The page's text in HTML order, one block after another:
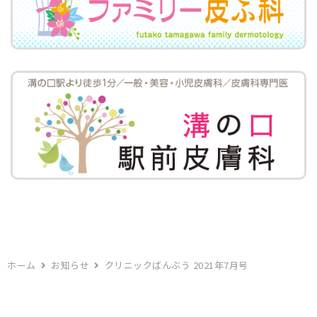
ホーム お知らせ クリニックばんぶう 2021年7月号